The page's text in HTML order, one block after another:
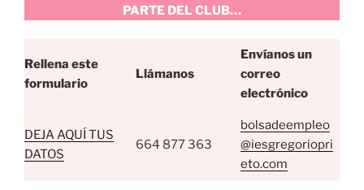
PARTE DEL CLUB…
Rellena este
formulario
Llámanos
Envíanos un
correo
electrónico
DEJA AQUÍ TUS
DATOS
664 877 363
bolsadeempleo
@iesgregoriopri
eto.com